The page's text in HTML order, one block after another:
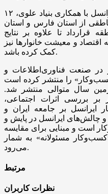
در ماه‌های پایانی سال ۱۳۹۹ نیز ایرانسل با همکاری بنیاد علوی، ۱۲
در مناطقی از استان فارس و استان
قرارداد تا علاوه بر نتایج
و معیشت خانوارها نیز
کمک کرده باشد.
در صنعت فناوری‌اطلاعات و
کسب‌وکار» را منتشر کرده است
سال متوالی منتشر شد.
بر بررسی اثرات اجتماعی،
ایرانسل بر جامعه ایران و
و چالش‌های ایرانسل در پایش و
است و مبنایی برای مقایسه
مسئولانه» به شمار
می‌رود.
مرتبط
نظرات کاربران